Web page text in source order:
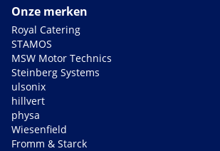
Onze merken
Royal Catering
STAMOS
MSW Motor Technics
Steinberg Systems
ulsonix
hillvert
physa
Wiesenfield
Fromm & Starck